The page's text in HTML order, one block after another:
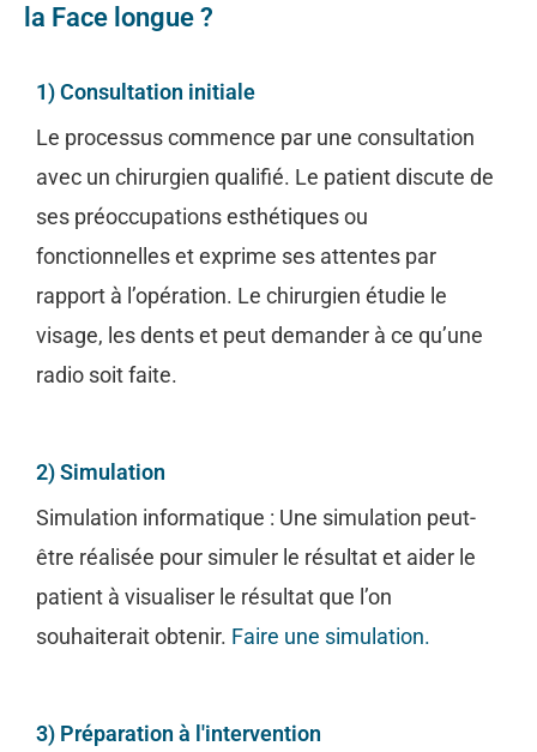
la Face longue ?
1) Consultation initiale
Le processus commence par une consultation
avec un chirurgien qualifié. Le patient discute de
ses préoccupations esthétiques ou
fonctionnelles et exprime ses attentes par
rapport à l’opération. Le chirurgien étudie le
visage, les dents et peut demander à ce qu’une
radio soit faite.
2) Simulation
Simulation informatique : Une simulation peut-
être réalisée pour simuler le résultat et aider le
patient à visualiser le résultat que l’on
souhaiterait obtenir. Faire une simulation.
3) Préparation à l'intervention